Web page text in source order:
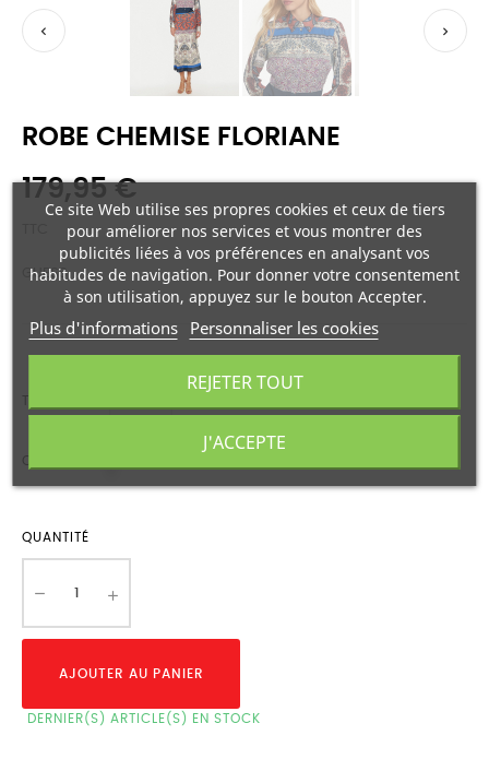
 
ROBE CHEMISE FLORIANE
179,95 €
GUESS
TAILLE
COULEUR
QUANTITÉ
AJOUTER AU PANIER
DERNIER(S) ARTICLE(S) EN STOCK
Ce site Web utilise ses propres cookies et ceux de tiers
pour améliorer nos services et vous montrer des
publicités liées à vos préférences en analysant vos
habitudes de navigation. Pour donner votre consentement
à son utilisation, appuyez sur le bouton Accepter.
Plus d'informations Personnaliser les cookies
REJETER TOUT
J'ACCEPTE